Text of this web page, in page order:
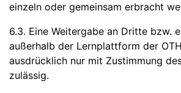
einzeln oder gemeinsam erbracht
6.3. Eine Weitergabe an Dritte bzw.
außerhalb der Lernplattform der
ausdrücklich nur mit Zustimmung
zulässig.